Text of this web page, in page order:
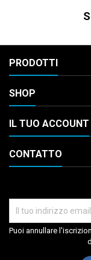
PRODOTTI
SHOP
IL TUO ACCOUNT
CONTATTO
Puoi annullare